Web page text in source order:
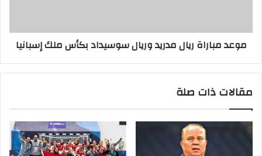
موعد مباراة ريال مدريد وريال سوسيداد بكأس ملك إسبانيا
مقالات ذات صلة